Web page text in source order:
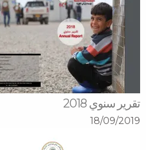
تقرير سنوي 2018
18/09/2019